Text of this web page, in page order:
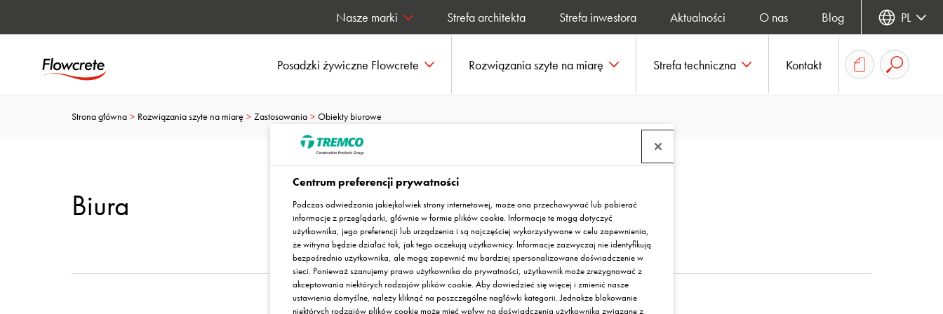
Posadzki żywiczne Flowcrete Rozwiązania szyte na miarę Strefa techniczna Kontakt
Strefa architekta Strefa inwestora Aktualności O nas Blog
Nasze marki PL
Biura
Strona główna Rozwiązania szyte na miarę Zastosowania Obiekty biurowe
Centrum preferencji prywatności
Podczas odwiedzania jakiejkolwiek strony internetowej, może ona przechowywać lub pobierać
informacje z przeglądarki, głównie w formie plików cookie. Informacje te mogą dotyczyć
użytkownika, jego preferencji lub urządzenia i są najczęściej wykorzystywane w celu zapewnienia,
że witryna będzie działać tak, jak tego oczekują użytkownicy. Informacje zazwyczaj nie identyfikują
bezpośrednio użytkownika, ale mogą zapewnić mu bardziej spersonalizowane doświadczenie w
sieci. Ponieważ szanujemy prawo użytkownika do prywatności, użytkownik może zrezygnować z
akceptowania niektórych rodzajów plików cookie. Aby dowiedzieć się więcej i zmienić nasze
ustawienia domyślne, należy kliknąć na poszczególne nagłówki kategorii. Jednakże blokowanie
niektórych rodzajów plików cookie może mieć wpływ na doświadczenia użytkownika związane z